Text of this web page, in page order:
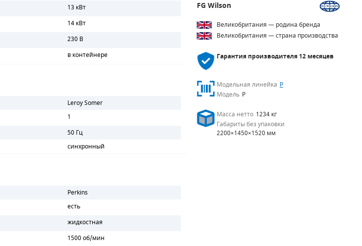
13 кВт
14 кВт
230 В
в контейнере
Leroy Somer
1
50 Гц
синхронный
Perkins
есть
жидкостная
1500 об/мин
FG Wilson
Великобритания — родина бренда
Великобритания — страна производства
Гарантия производителя12 месяцев
Модельная линейка P
Модель P
Масса нетто 1234 кг
Габариты без упаковки
2200×1450×1520 мм